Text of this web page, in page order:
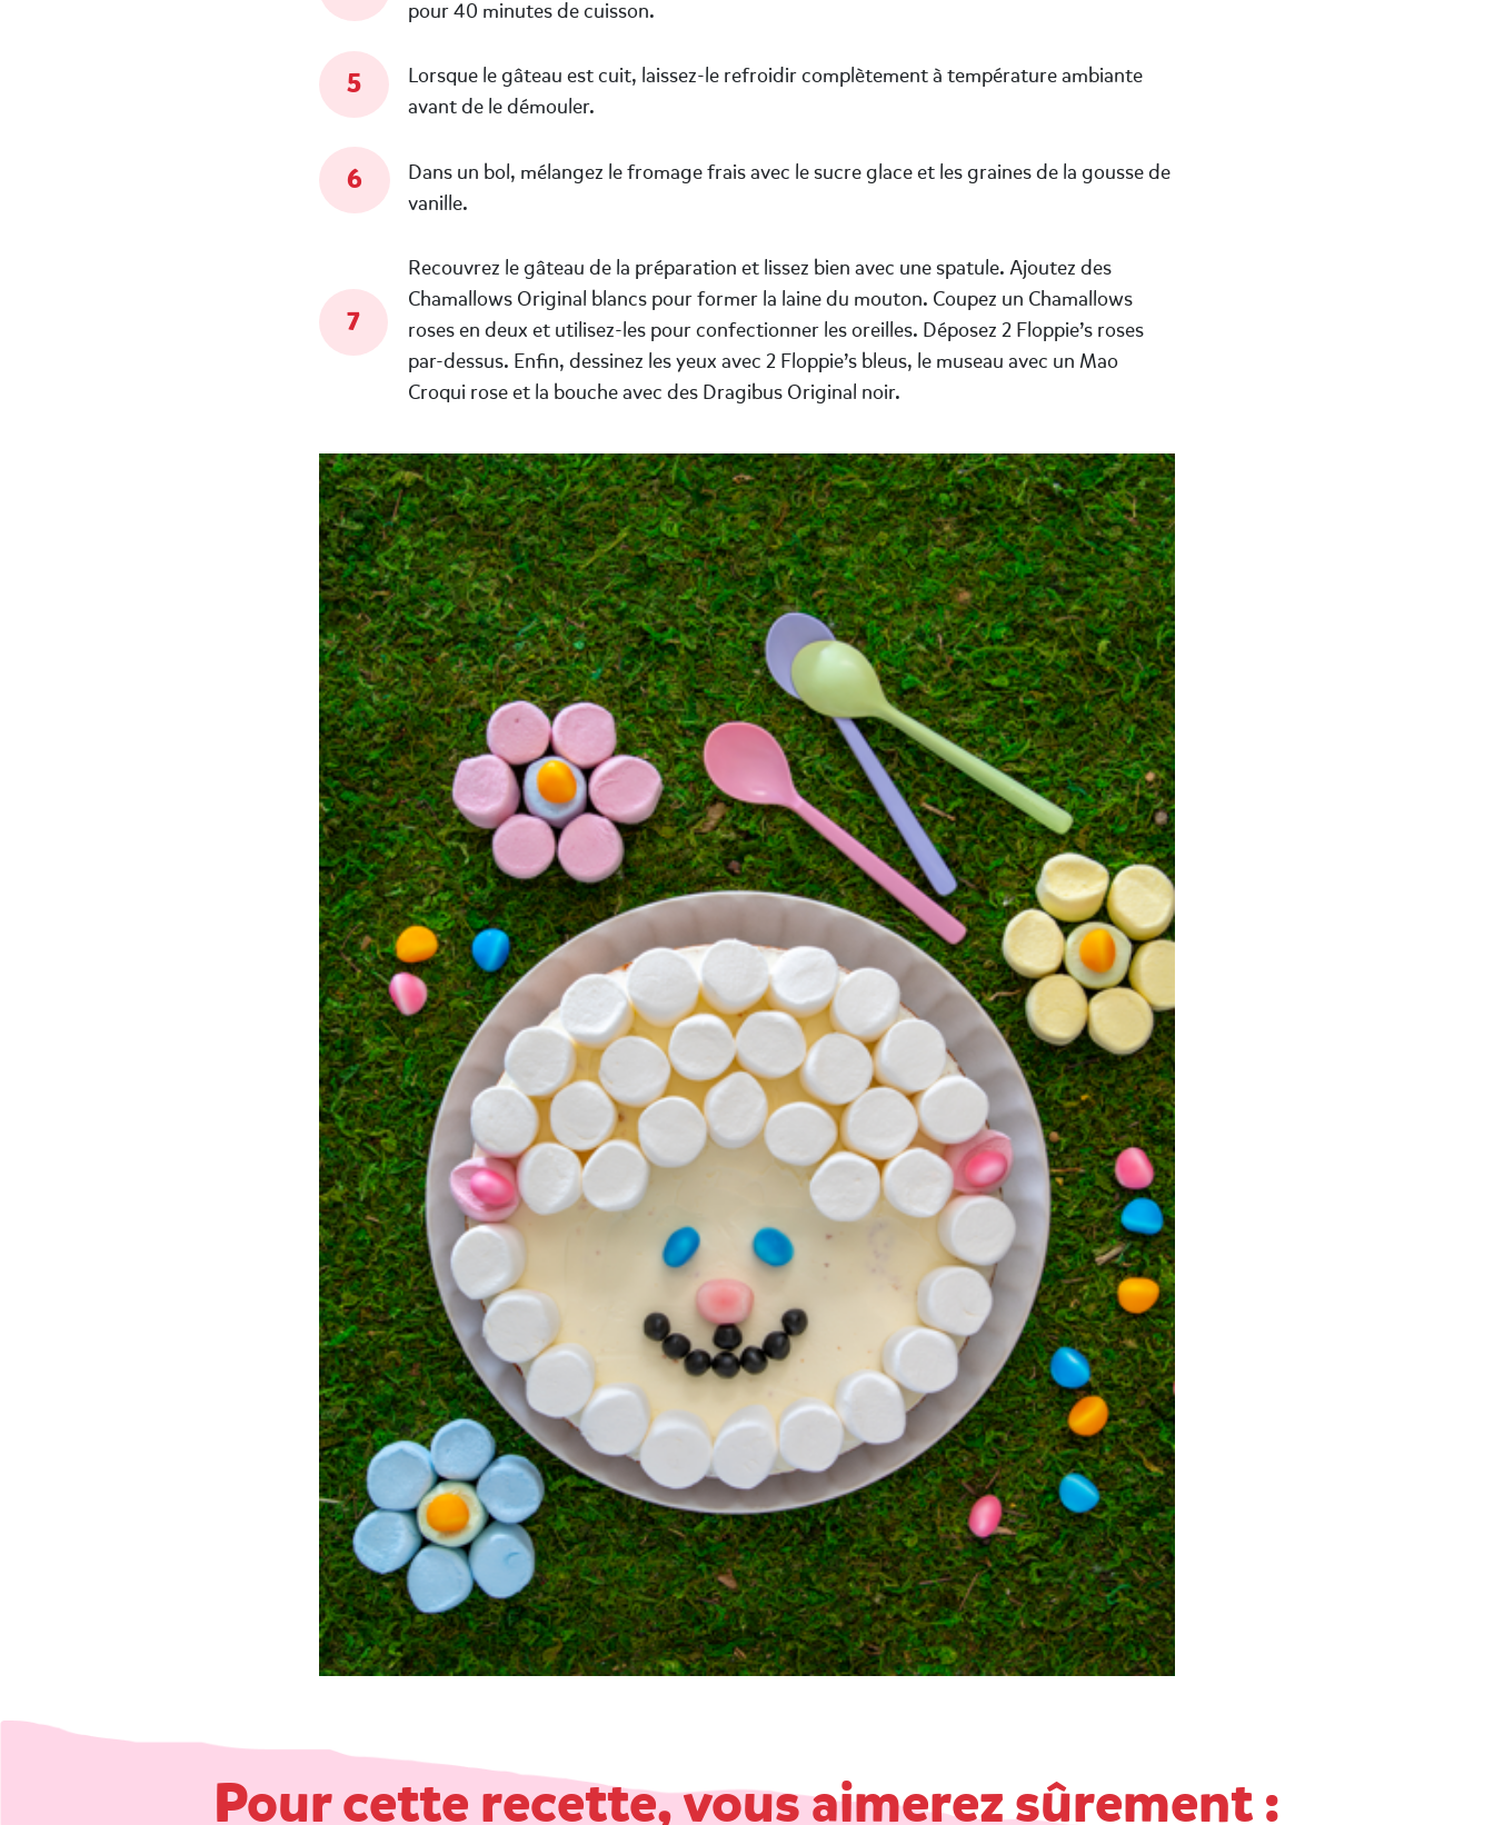
pour 40 minutes de cuisson.
Lorsque le gâteau est cuit, laissez-le refroidir complètement à température ambiante
avant de le démouler.
Dans un bol, mélangez le fromage frais avec le sucre glace et les graines de la gousse de
vanille.
Recouvrez le gâteau de la préparation et lissez bien avec une spatule. Ajoutez des
Chamallows Original blancs pour former la laine du mouton. Coupez un Chamallows
roses en deux et utilisez-les pour confectionner les oreilles. Déposez 2 Floppie’s roses
par-dessus. Enfin, dessinez les yeux avec 2 Floppie’s bleus, le museau avec un Mao
Croqui rose et la bouche avec des Dragibus Original noir.
Pour cette recette, vous aimerez sûrement :